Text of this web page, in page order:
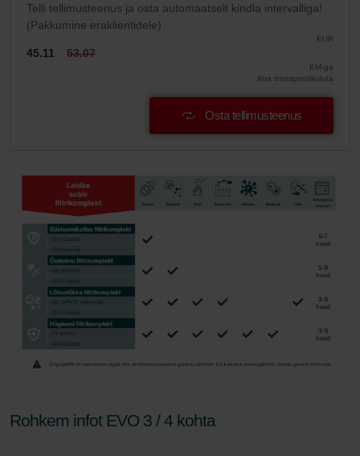
Telli tellimusteenus ja osta automaatselt kindla intervalliga!
(Pakkumine eraklientidele)
EUR
45.11 53.07
KM-ga
ilma transpordikuluta
Osta tellimusteenus
Rohkem infot EVO 3 / 4 kohta